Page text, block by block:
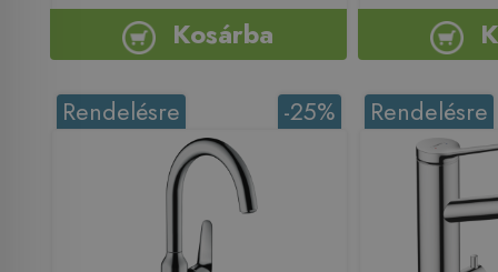
Kosárba
-25%
Rendelésre Rendelésre